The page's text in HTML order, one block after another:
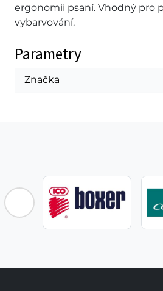
ergonomii psaní. Vhodný pro
vybarvování.
Parametry
Značka